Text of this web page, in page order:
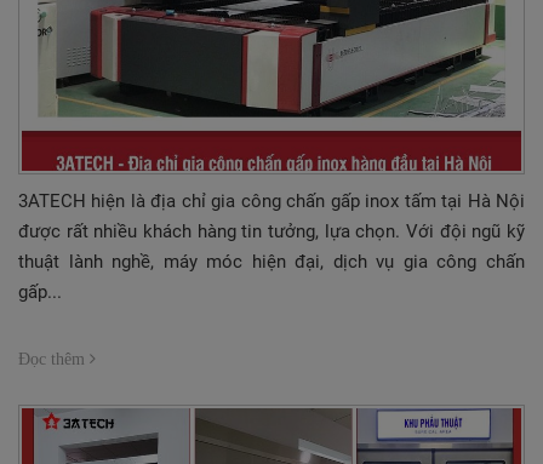
3ATECH hiện là địa chỉ gia công chấn gấp inox tấm tại Hà Nội
được rất nhiều khách hàng tin tưởng, lựa chọn. Với đội ngũ kỹ
thuật lành nghề, máy móc hiện đại, dịch vụ gia công chấn
gấp...
Đọc thêm